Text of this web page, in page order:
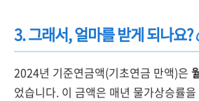
3. 그래서, 얼마를 받게 되나요?
2024년 기준연금액(기초연금 만액)은
었습니다. 이 금액은 매년 물가상승률